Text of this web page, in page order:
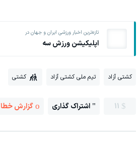
تازه‌ترین اخبار ورزشی ایران و جهان در
اپلیکیشن ورزش سه
کشتی آزاد تیم ملی کشتی آزاد کشتی
11 اشتراک گذاری گزارش خطا